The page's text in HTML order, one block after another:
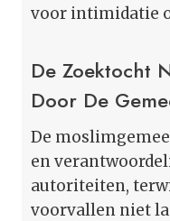
voor intimidatie
De Zoektocht
Door De
De
en
autoriteiten,
voorvallen niet